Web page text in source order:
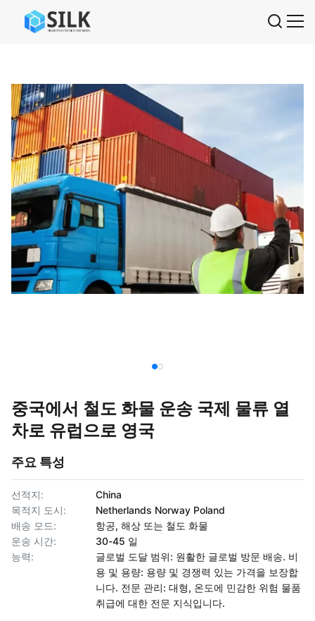
중국에서 철도 화물 운송 국제 물류 열
차로 유럽으로 영국
주요 특성
선적지:
China
목적지 도시:
Netherlands Norway Poland
배송 모드:
항공, 해상 또는 철도 화물
운송 시간:
30-45 일
능력:
글로벌 도달 범위: 원활한 글로벌 방문 배송. 비
용 및 용량: 용량 및 경쟁력 있는 가격을 보장합
니다. 전문 관리: 대형, 온도에 민감한 위험 물품
취급에 대한 전문 지식입니다.